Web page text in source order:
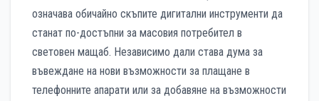
означава обичайно скъпите дигитални инструменти да
станат по-достъпни за масовия потребител в
световен мащаб. Независимо дали става дума за
въвеждане на нови възможности за плащане в
телефонните апарати или за добавяне на възможности